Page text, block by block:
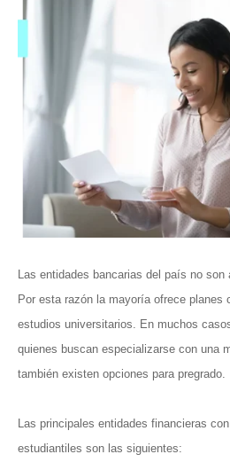
Las entidades bancarias del país no son
Por esta razón la mayoría ofrece planes
estudios universitarios. En muchos
quienes buscan especializarse con una
también existen opciones para pregrado.
Las principales entidades financieras
estudiantiles son las siguientes: